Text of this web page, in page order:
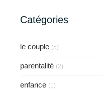
Catégories
le couple (5)
parentalité (2)
enfance (1)